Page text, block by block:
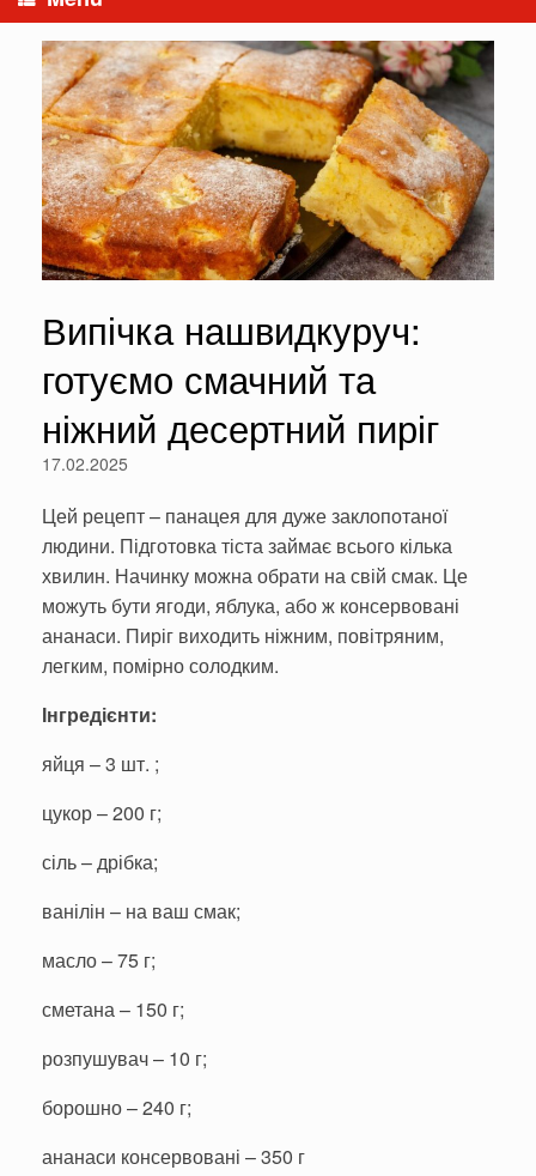
Випічка нашвидкуруч:
готуємо смачний та
ніжний десертний пиріг
17.02.2025
Цей рецепт – панацея для дуже заклопотаної
людини. Підготовка тіста займає всього кілька
хвилин. Начинку можна обрати на свій смак. Це
можуть бути ягоди, яблука, або ж консервовані
ананаси. Пиріг виходить ніжним, повітряним,
легким, помірно солодким.
Інгредієнти:
яйця – 3 шт. ;
цукор – 200 г;
сіль – дрібка;
ванілін – на ваш смак;
масло – 75 г;
сметана – 150 г;
розпушувач – 10 г;
борошно – 240 г;
ананаси консервовані – 350 г